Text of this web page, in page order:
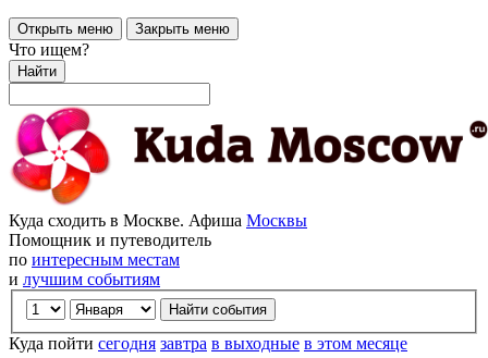
Открыть меню Закрыть меню
Что ищем?
Найти
Куда сходить в Москве. Афиша Москвы
Помощник и путеводитель
по интересным местам
и лучшим событиям
Куда пойти сегодня завтра в выходные в этом месяце